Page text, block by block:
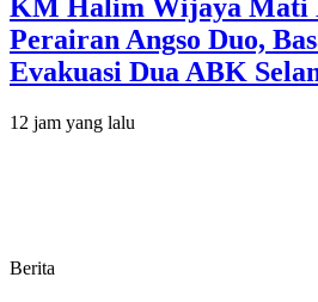
KM Halim Wijaya Mati
Perairan Angso Duo,
Evakuasi Dua ABK
12 jam yang lalu
Berita